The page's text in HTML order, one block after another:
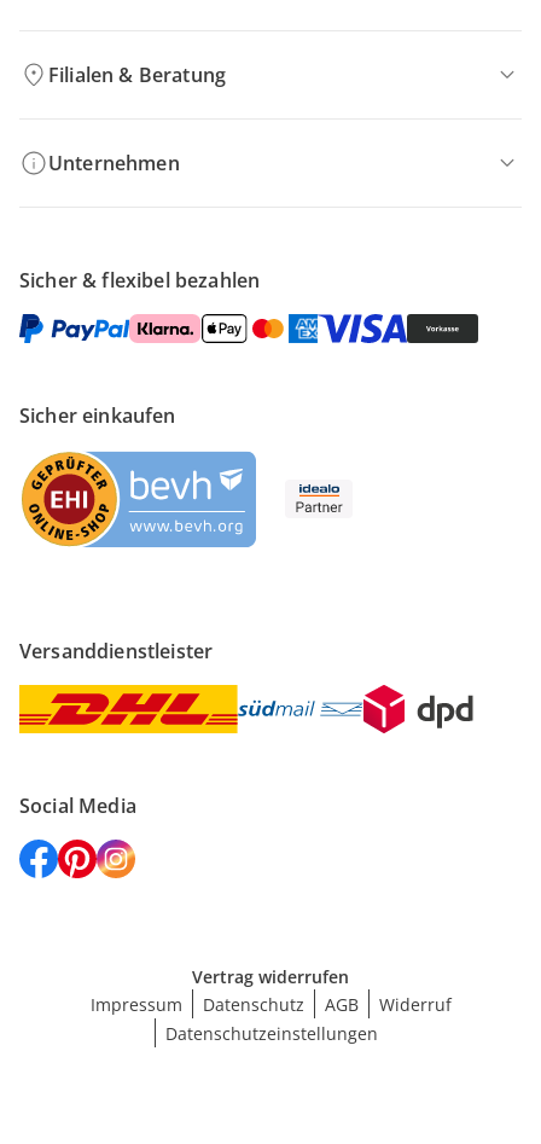
Filialen & Beratung
Unternehmen
Sicher & flexibel bezahlen
Sicher einkaufen
Versanddienstleister
Social Media
Vertrag widerrufen
Impressum
Datenschutz AGB
Widerruf
Datenschutzeinstellungen